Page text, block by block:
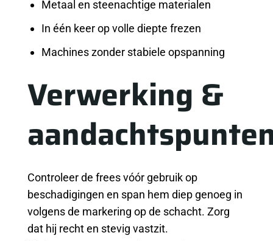
Metaal en steenachtige materialen
In één keer op volle diepte frezen
Machines zonder stabiele opspanning
Verwerking &
Controleer de frees vóór gebruik op
beschadigingen en span hem diep genoeg in
volgens de markering op de schacht. Zorg
dat hij recht en stevig vastzit.